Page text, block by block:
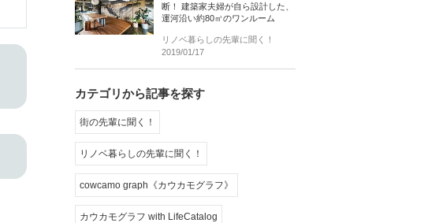
断！ 建築家夫婦が自ら設計した、
運河沿い約80㎡のワンルーム
リノベ暮らしの先輩に聞く！
2019/01/17
カテゴリから記事を探す
街の先輩に聞く！
リノベ暮らしの先輩に聞く！
cowcamo graph《カウカモグラフ》
カウカモグラフ with LifeCatalog